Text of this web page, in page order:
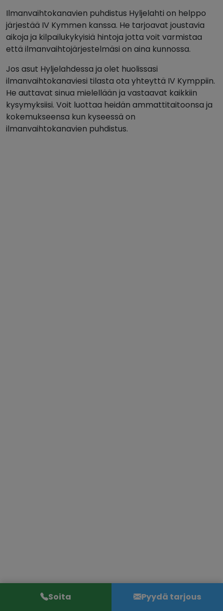
Ilmanvaihtokanavien puhdistus Hyljelahti on helppo
järjestää IV Kymmen kanssa. He tarjoavat joustavia
aikoja ja kilpailukykyisiä hintoja jotta voit varmistaa
että ilmanvaihtojärjestelmäsi on aina kunnossa.
Jos asut Hyljelahdessa ja olet huolissasi
ilmanvaihtokanaviesi tilasta ota yhteyttä IV Kymppiin.
He auttavat sinua mielellään ja vastaavat kaikkiin
kysymyksiisi. Voit luottaa heidän ammattitaitoonsa ja
kokemukseensa kun kyseessä on
ilmanvaihtokanavien puhdistus.
Soita Pyydä tarjous